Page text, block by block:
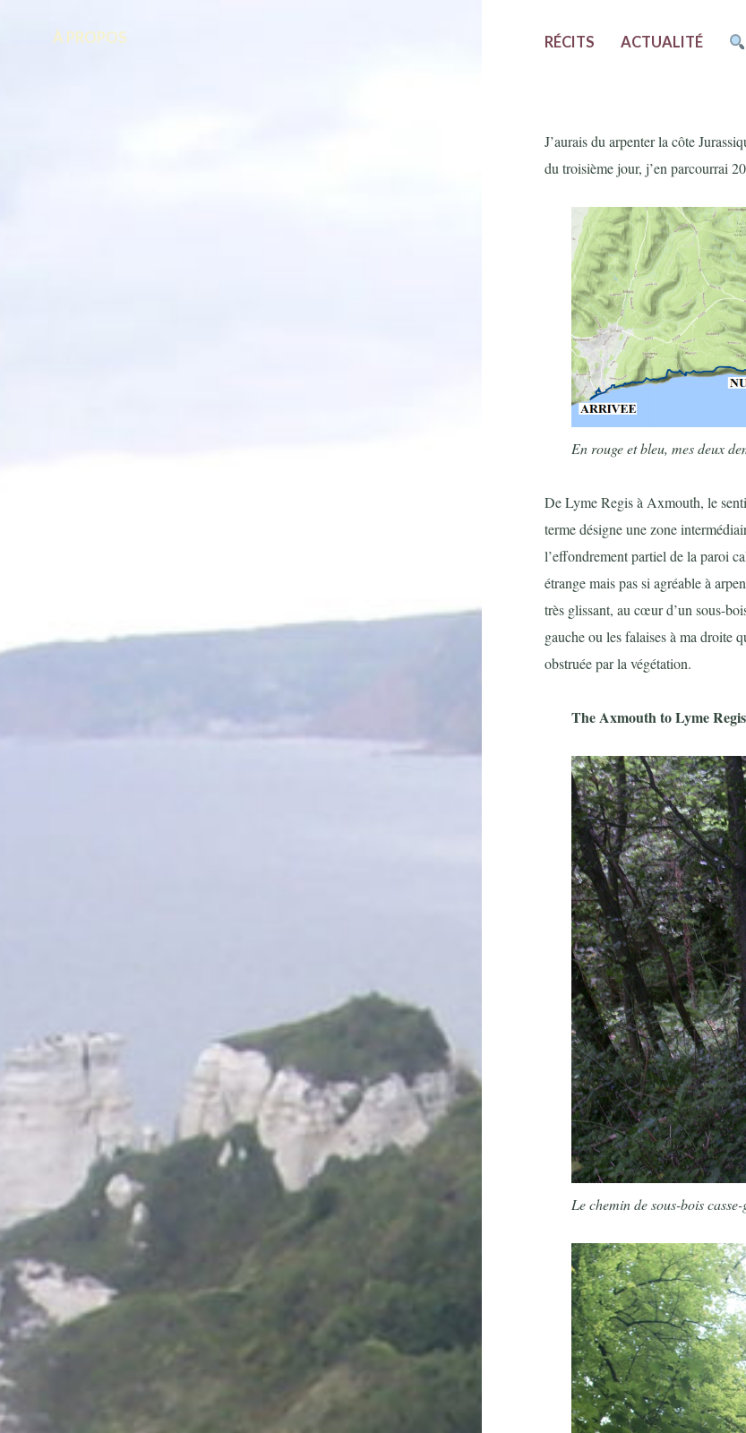
À PROPOS RÉCITS ACTUALITÉ
J’aurais du arpenter la côte
du troisième jour, j’en parcourrai
En rouge et bleu, mes deux
De Lyme Regis à Axmouth, le
terme désigne une zone
l’effondrement partiel de la paroi
étrange mais pas si agréable à
très glissant, au cœur d’un sous-
gauche ou les falaises à ma droite
obstruée par la végétation.
The Axmouth to Lyme
Le chemin de sous-bois